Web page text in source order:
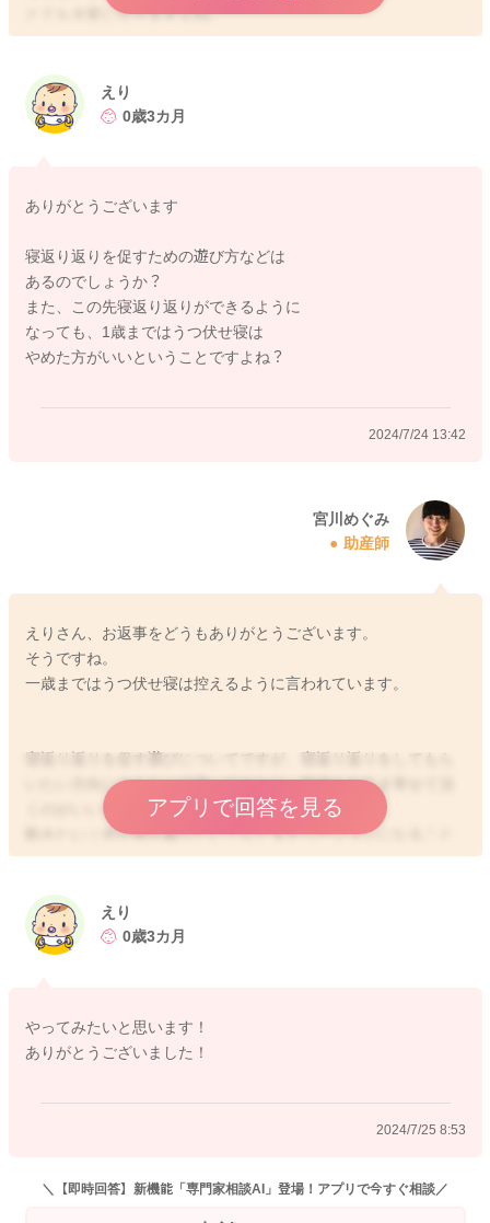
とても大変になりますよね。
うつ伏せになっていることがリスクになるとされています。
やはり何かあった時に責任が取れないこともあります。
娘さんがうつ伏せになって寝てしまっていても少しでも安心材
みるのもいいのかなと思いました。
そうして頂くことで、多少うつ伏せのことがあっても安心でき
ることもあるかもしれません。
えり
0歳3カ月
ありがとうございます
寝返り返りを促すための遊び方などは
あるのでしょうか？
また、この先寝返り返りができるように
なっても、1歳まではうつ伏せ寝は
やめた方がいいということですよね？
2024/7/24 13:42
宮川めぐみ
助産師
えりさん、お返事をどうもありがとうございます。
そうですね。
一歳まではうつ伏せ寝は控えるように言われています。
寝返り返りを促す遊びについてですが、寝返り返りをしてもら
いたい方向におもちゃで誘ってみたり、気持ちを引き寄せて頂
くのがいいと思います。
動きたい！何か物を取りたい！などモチベーションになること
があることで、動きにつながっていくことがありますよ。
きっかけになることもあると思います。
そうして促してみて頂くのも良いのかなと思いました。
アプリで回答を見る
2024/7/24 15:35
えり
0歳3カ月
やってみたいと思います！
ありがとうございました！
2024/7/25 8:53
＼【即時回答】新機能「専門家相談AI」登場！アプリで今すぐ相談／